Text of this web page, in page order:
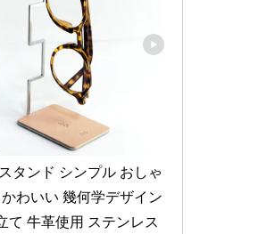
タンド シンプル おしゃ
わいい 幾何学デザイン
て 牛革使用 ステンレス